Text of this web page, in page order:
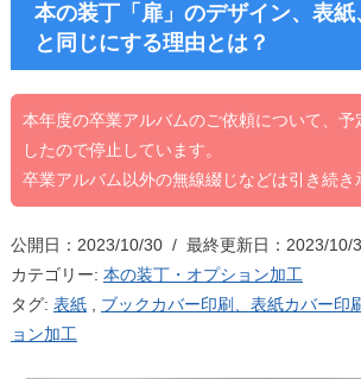
本の装丁「扉」のデザイン、表
と同じにする理由とは？
本年度の卒業アルバムのご依頼について、予
したので停止しています。
卒業アルバム以外の無線綴じなどは引き続き
公開日：2023/10/30 / 最終更新日：2023/10/
カテゴリー: 本の装丁・オプション加工
タグ: 表紙, ブックカバー印刷、表紙カバー印
ョン加工